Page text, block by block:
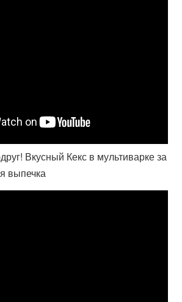
Вкусный Кекс в мультиварке за
выпечка